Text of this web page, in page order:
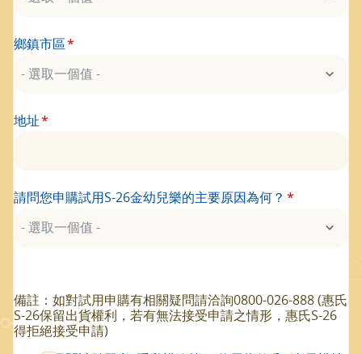
鄉鎮市區
地址
請問您申購試用S-26金幼兒樂的主要原因為何？
備註：如對試用申購有相關疑問請洽詢0800-026-888 (惠氏
S-26保留出貨權利，若有無法接受申請之情形，惠氏S-26
得拒絕接受申請)